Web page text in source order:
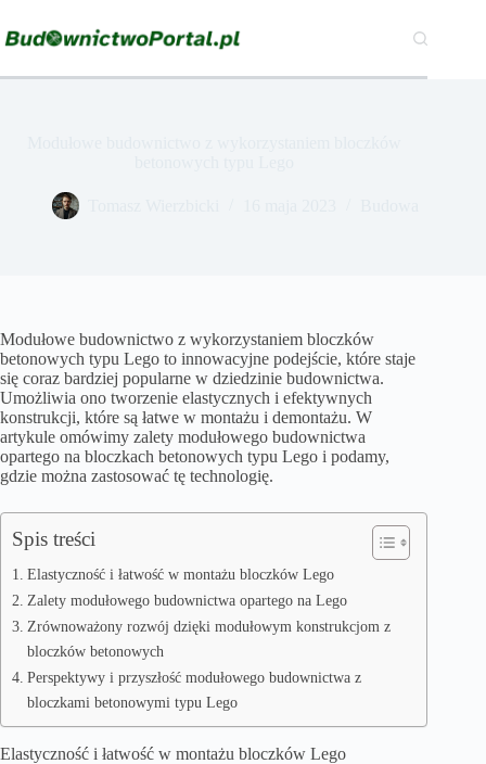
do
treści
Modułowe budownictwo z wykorzystaniem bloczków
betonowych typu Lego to innowacyjne podejście, które staje
się coraz bardziej popularne w dziedzinie budownictwa.
Umożliwia ono tworzenie elastycznych i efektywnych
konstrukcji, które są łatwe w montażu i demontażu. W
artykule omówimy zalety modułowego budownictwa
opartego na bloczkach betonowych typu Lego i podamy,
gdzie można zastosować tę technologię.
Spis treści
Elastyczność i łatwość w montażu bloczków Lego
Zalety modułowego budownictwa opartego na Lego
Zrównoważony rozwój dzięki modułowym konstrukcjom z
bloczków betonowych
Perspektywy i przyszłość modułowego budownictwa z
bloczkami betonowymi typu Lego
Elastyczność i łatwość w montażu bloczków Lego